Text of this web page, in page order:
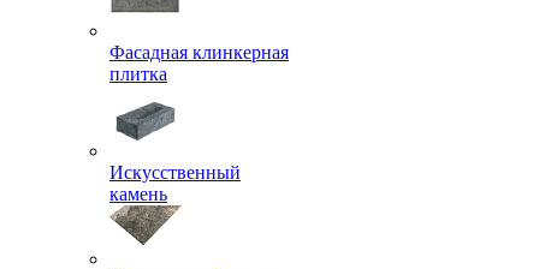
Фасадная клинкерная
плитка
Искусственный
камень